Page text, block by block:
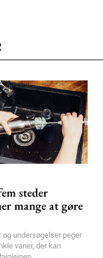
steder
mange at gøre
og undersøgelser peger
vaner, der kan